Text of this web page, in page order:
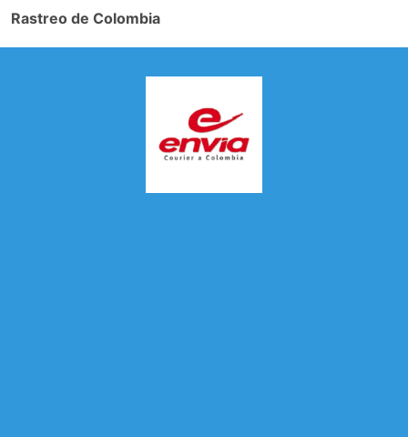
Rastreo de Colombia